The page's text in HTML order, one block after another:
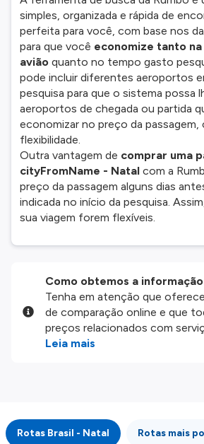
simples, organizada e rápida de
perfeita para você, com base nos
para que você economize tanto na
avião quanto no tempo gasto
pode incluir diferentes aeroportos
pesquisa para que o sistema possa
aeroportos de chegada ou partida
economizar no preço da
flexibilidade.
Outra vantagem de comprar uma
cityFromName - Natal com a
preço da passagem alguns dias
indicada no início da pesquisa.
sua viagem forem flexíveis.
Como obtemos a
Tenha em atenção que
de comparação online e que
preços relacionados com
produtos disponíveis no nosso
integridade ou pela precisão da
publicada, por isso verifique
Leia mais
Rotas Brasil - Natal Rotas mais